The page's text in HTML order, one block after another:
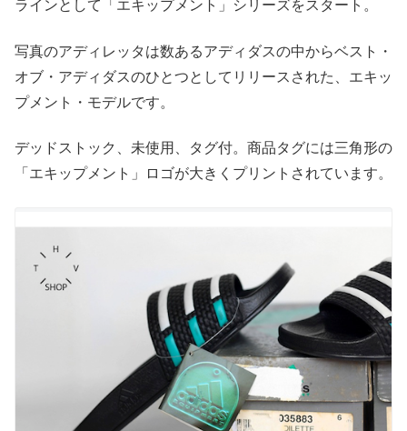
ラインとして「エキップメント」シリーズをスタート。
写真のアディレッタは数あるアディダスの中からベスト・
オブ・アディダスのひとつとしてリリースされた、エキッ
プメント・モデルです。
デッドストック、未使用、タグ付。商品タグには三角形の
「エキップメント」ロゴが大きくプリントされています。